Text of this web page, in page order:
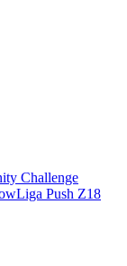
Challenge
Push Z18